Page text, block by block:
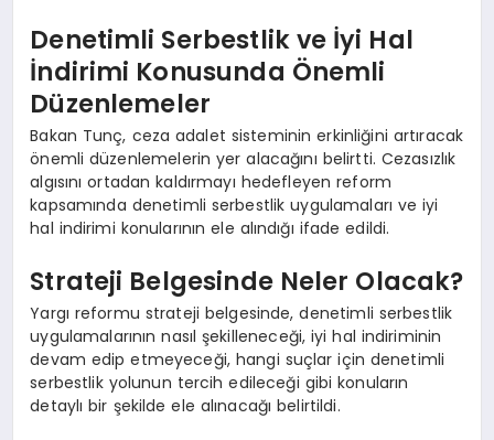
Denetimli Serbestlik ve İyi Hal
İndirimi Konusunda Önemli
Düzenlemeler
Bakan Tunç, ceza adalet sisteminin erkinliğini artıracak
önemli düzenlemelerin yer alacağını belirtti. Cezasızlık
algısını ortadan kaldırmayı hedefleyen reform
kapsamında denetimli serbestlik uygulamaları ve iyi
hal indirimi konularının ele alındığı ifade edildi.
Strateji Belgesinde Neler Olacak?
Yargı reformu strateji belgesinde, denetimli serbestlik
uygulamalarının nasıl şekilleneceği, iyi hal indiriminin
devam edip etmeyeceği, hangi suçlar için denetimli
serbestlik yolunun tercih edileceği gibi konuların
detaylı bir şekilde ele alınacağı belirtildi.